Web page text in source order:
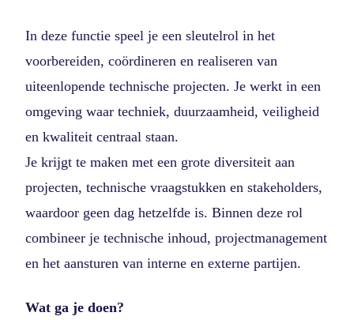
In deze functie speel je een sleutelrol in het
voorbereiden, coördineren en realiseren van
uiteenlopende technische projecten. Je werkt in een
omgeving waar techniek, duurzaamheid, veiligheid
en kwaliteit centraal staan.
Je krijgt te maken met een grote diversiteit aan
projecten, technische vraagstukken en stakeholders,
waardoor geen dag hetzelfde is. Binnen deze rol
combineer je technische inhoud, projectmanagement
en het aansturen van interne en externe partijen.
Wat ga je doen?